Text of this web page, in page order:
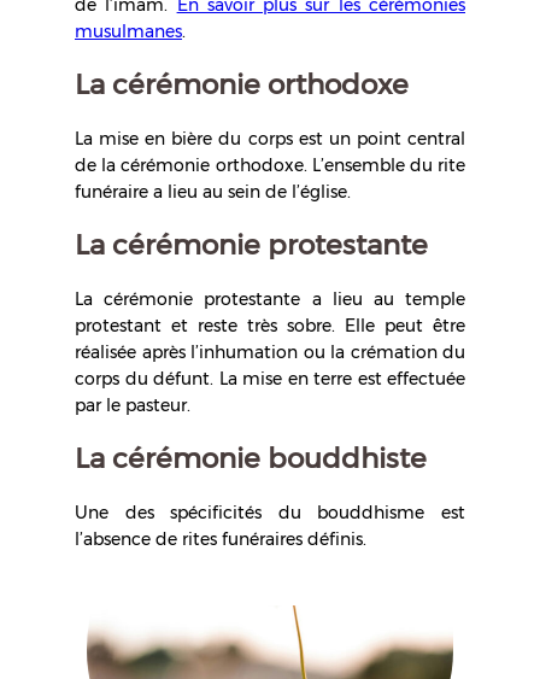
de l’imam.
En savoir plus sur les cérémonies
musulmanes.
La cérémonie orthodoxe
La mise en bière du corps est un point central
de la cérémonie orthodoxe. L’ensemble du rite
funéraire a lieu au sein de l’église.
La cérémonie protestante
La cérémonie protestante a lieu au temple
protestant et reste très sobre. Elle peut être
réalisée après l’inhumation ou la crémation du
corps du défunt. La mise en terre est effectuée
par le pasteur.
La cérémonie bouddhiste
Une des spécificités du bouddhisme est
l’absence de rites funéraires définis.